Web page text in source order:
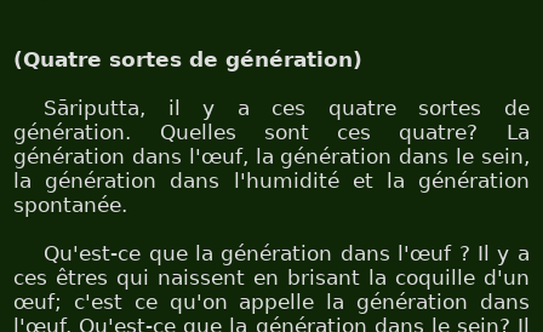
(Quatre sortes de génération)
Sāriputta, il y a ces quatre sortes de
génération. Quelles sont ces quatre? La
génération dans l'œuf, la génération dans le sein,
la génération dans l'humidité et la génération
spontanée.
Qu'est-ce que la génération dans l'œuf ? Il y a
ces êtres qui naissent en brisant la coquille d'un
œuf; c'est ce qu'on appelle la génération dans
l'œuf. Qu'est-ce que la génération dans le sein? Il